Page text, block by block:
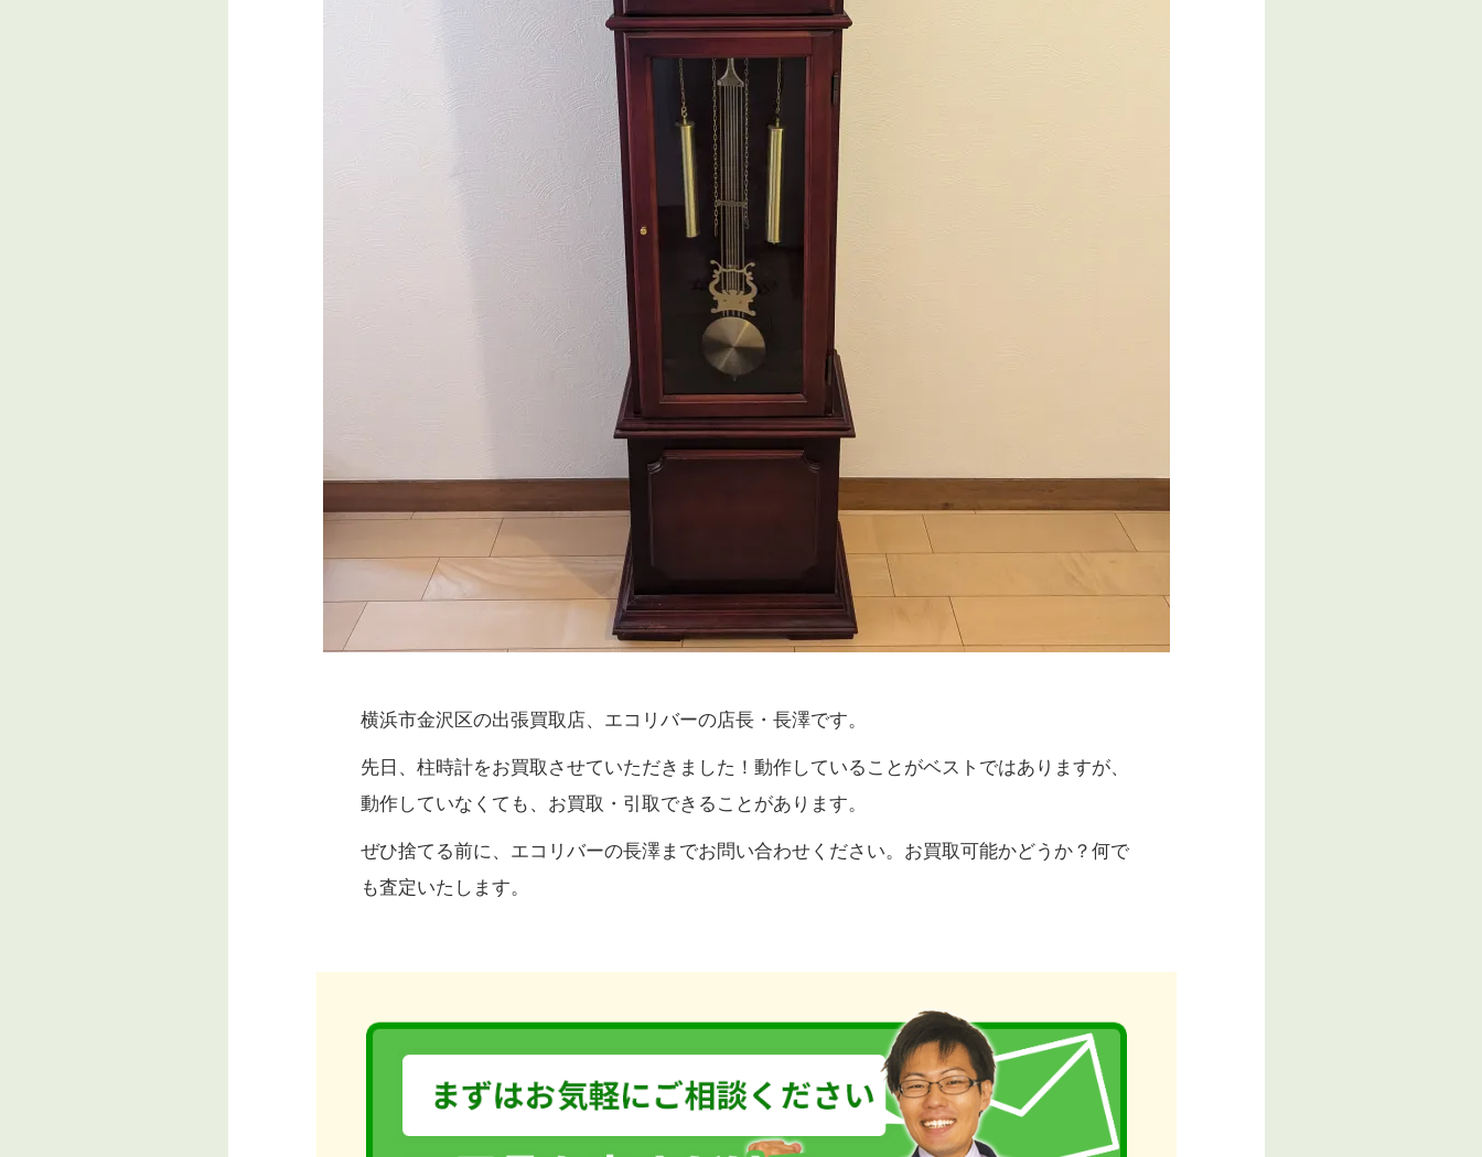
横浜市金沢区の出張買取店、エコリバーの店長・長澤です。
先日、柱時計をお買取させていただきました！動作していることがベストではありますが、
動作していなくても、お買取・引取できることがあります。
ぜひ捨てる前に、エコリバーの長澤までお問い合わせください。お買取可能かどうか？何で
も査定いたします。